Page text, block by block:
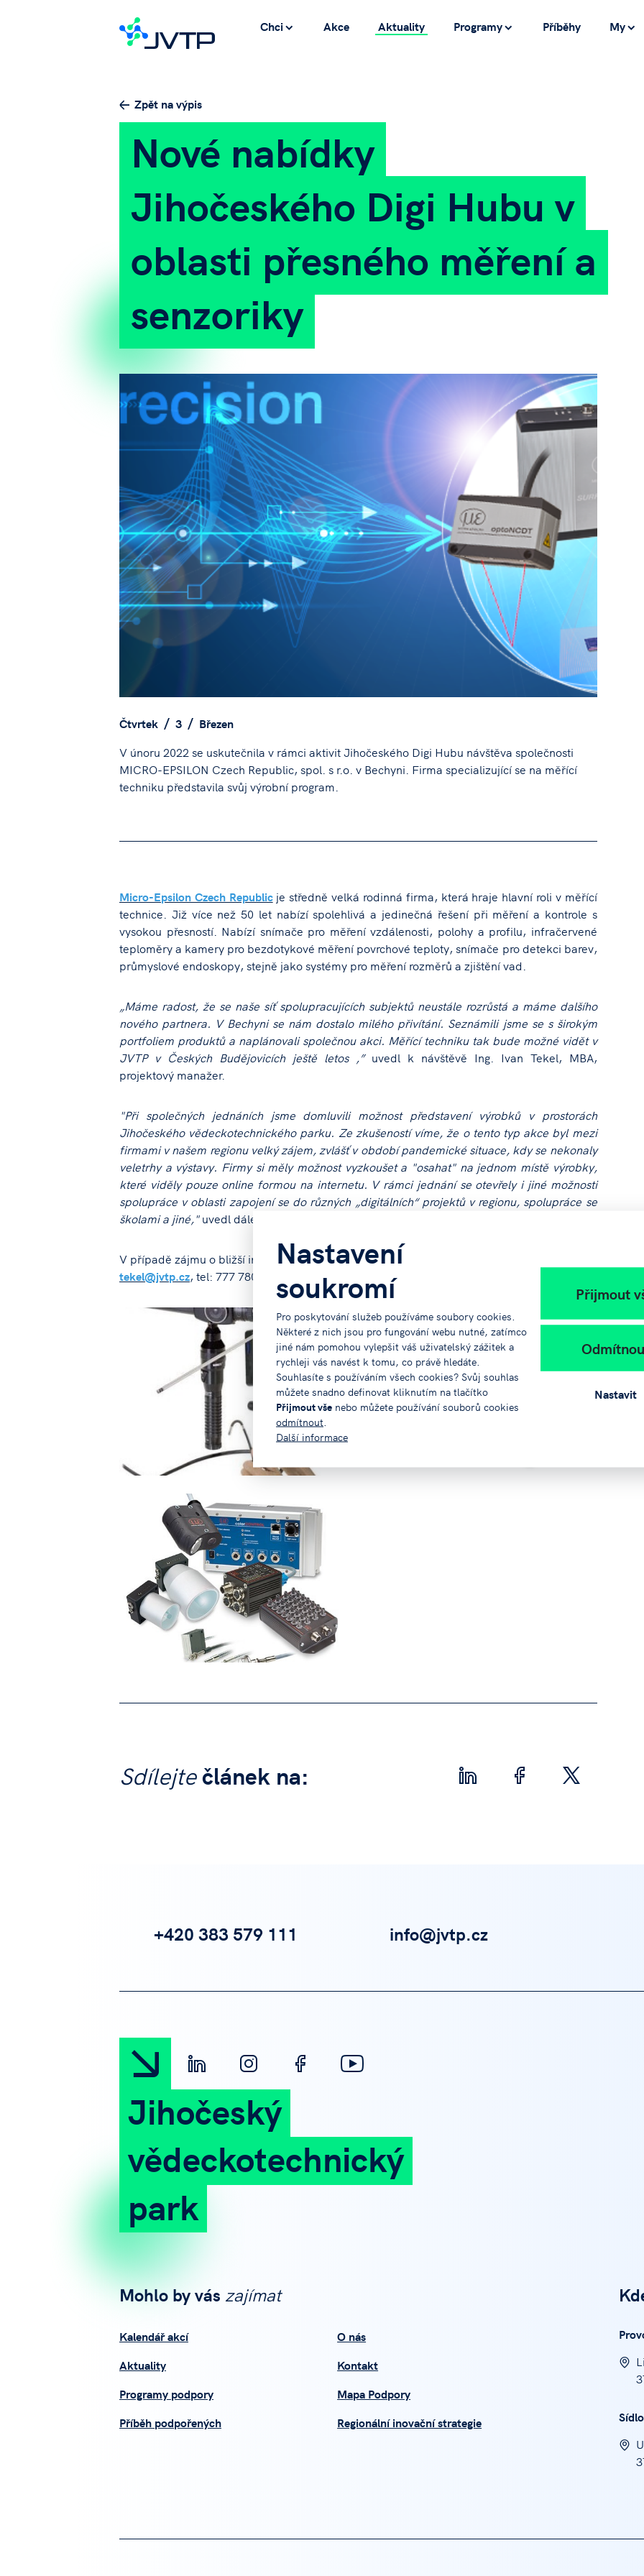
Nastavení
soukromí
Pro poskytování služeb používáme soubory cookies.
Některé z nich jsou pro fungování webu nutné, zatímco
jiné nám pomohou vylepšit váš uživatelský zážitek a
rychleji vás navést k tomu, co právě hledáte.
Souhlasíte s používáním všech cookies? Svůj souhlas
můžete snadno definovat kliknutím na tlačítko
Přijmout vše nebo můžete používání souborů cookies
odmítnout
Další informace
Přijmout
Nastavit
Chci Akce Aktuality Programy Příběhy My
Zpět na výpis
Nové nabídky
Jihočeského Digi Hubu v
oblasti přesného měření a
senzoriky
Čtvrtek 3
Březen
V únoru 2022 se uskutečnila v rámci aktivit Jihočeského Digi Hubu návštěva společnosti
MICRO-EPSILON Czech Republic, spol. s r.o. v Bechyni. Firma specializující se na měřící
techniku představila svůj výrobní program.
Micro-Epsilon Czech Republicje středně velká rodinná firma, která hraje hlavní roli v měřící
technice. Již více než 50 let nabízí spolehlivá a jedinečná řešení při měření a kontrole s
vysokou přesností. Nabízí snímače pro měření vzdálenosti, polohy a profilu, infračervené
teploměry a kamery pro bezdotykové měření povrchové teploty, snímače pro detekci barev,
průmyslové endoskopy, stejně jako systémy pro měření rozměrů a zjištění vad.
„Máme radost, že se naše síť spolupracujících subjektů neustále rozrůstá a máme dalšího
nového partnera. V Bechyni se nám dostalo milého přivítání. Seznámili jsme se s širokým
portfoliem produktů a naplánovali společnou akci. Měřící techniku tak bude možné vidět v
JVTP v Českých Budějovicích ještě letos ,”uvedl k návštěvě Ing. Ivan Tekel, MBA,
projektový manažer.
"Při společných jednáních jsme domluvili možnost představení výrobků v prostorách
Jihočeského vědeckotechnického parku. Ze zkušeností víme, že o tento typ akce byl mezi
firmami v našem regionu velký zájem, zvlášť v období pandemické situace, kdy se nekonaly
veletrhy a výstavy. Firmy si měly možnost vyzkoušet a "osahat" na jednom místě výrobky,
které viděly pouze online formou na internetu. V rámci jednání se otevřely i jiné možnosti
spolupráce v oblasti zapojení se do různých „digitálních“ projektů v regionu, spolupráce se
školami a jiné,"uvedl dále Ing. Ivan Tekel.
V případě zájmu o bližší informace se prosím obraťte na: Ing. Ivan Tekel, MBA,
tekel@jvtp.cz, tel: 777 780 976.
Sdílejtečlánek na:
+420 383 579 111 info@jvtp.cz
Jihočeský
vědeckotechnický
park
Mohlo by vás zajímat
Kalendář akcí
Aktuality
Programy podpory
Příběh podpořených
O nás
Kontakt
Mapa Podpory
Regionální inovační strategie
Sídlo